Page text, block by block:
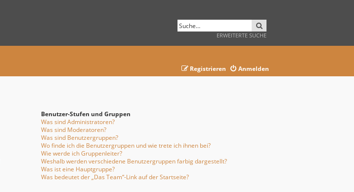
ERWEITERTE SUCHE
Anmelden
Registrieren
Benutzer-Stufen und Gruppen
Was sind Administratoren?
Was sind Moderatoren?
Was sind Benutzergruppen?
Wo finde ich die Benutzergruppen und wie trete ich ihnen bei?
Wie werde ich Gruppenleiter?
Weshalb werden verschiedene Benutzergruppen farbig dargestellt?
Was ist eine Hauptgruppe?
Was bedeutet der „Das Team“-Link auf der Startseite?